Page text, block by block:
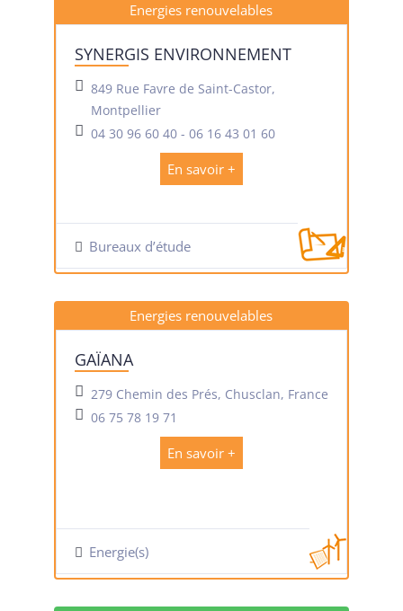
Energies renouvelables
SYNERGIS ENVIRONNEMENT
849 Rue Favre de Saint-Castor,
Montpellier
04 30 96 60 40 - 06 16 43 01 60
En savoir +
Bureaux d’étude
Energies renouvelables
GAÏANA
279 Chemin des Prés, Chusclan, France
06 75 78 19 71
En savoir +
Energie(s)